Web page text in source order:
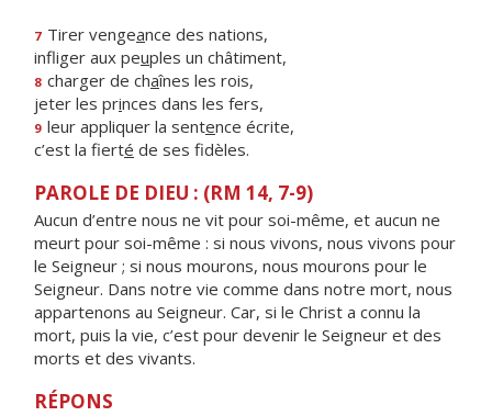
7 Tirer vengeance des nations,
infliger aux peuples un châtiment,
8 charger de chaînes les rois,
jeter les princes dans les fers,
9 leur appliquer la sentence écrite,
c’est la fierté de ses fidèles.
PAROLE DE DIEU : (RM 14, 7-9)
Aucun d’entre nous ne vit pour soi-même, et aucun ne
meurt pour soi-même : si nous vivons, nous vivons pour
le Seigneur ; si nous mourons, nous mourons pour le
Seigneur. Dans notre vie comme dans notre mort, nous
appartenons au Seigneur. Car, si le Christ a connu la
mort, puis la vie, c’est pour devenir le Seigneur et des
morts et des vivants.
RÉPONS